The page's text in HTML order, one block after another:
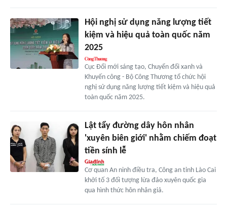
Hội nghị sử dụng năng lượng tiết
kiệm và hiệu quả toàn quốc năm
2025
Cục Đổi mới sáng tạo, Chuyển đổi xanh và
Khuyến công - Bộ Công Thương tổ chức hội
nghị sử dụng năng lượng tiết kiệm và hiệu quả
toàn quốc năm 2025.
Lật tẩy đường dây hôn nhân
'xuyên biên giới' nhằm chiếm đoạt
tiền sính lễ
Cơ quan An ninh điều tra, Công an tỉnh Lào Cai
khởi tố 3 đối tượng lừa đảo xuyên quốc gia
qua hình thức hôn nhân giả.